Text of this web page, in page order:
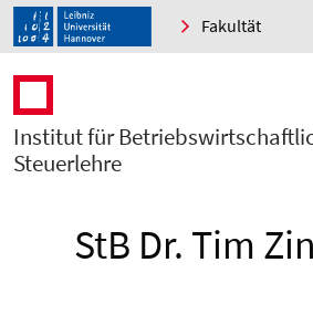
Fakultät
Institut für
Steuerlehre
StB Dr. Tim